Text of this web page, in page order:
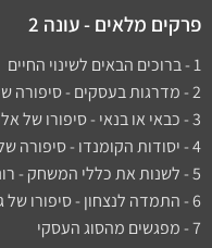
פרקים מלאים - עונה 2
1 - ברוכים הבאים לשינוי החיים
2 - מדרגות בעסקים - סיפורה של קטי אנרגטי
3 - כבאי או בנאי - סיפורו של אלי צאיג
4 - יסודות הקומנדו - סיפורה של ענת מינדל
5 - לשנות את כללי המשחק - רוני לב-ארי
6 - התמדה לנצחון - סיפורו של גיא הרשקוביץ
7 - מפגשים מהסוג העסקי